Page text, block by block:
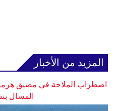
المزيد من الأخبار
اضطراب الملاحة في مضيق
المسال